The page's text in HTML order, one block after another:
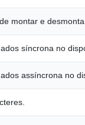
montar e
síncrona no
assíncrona no